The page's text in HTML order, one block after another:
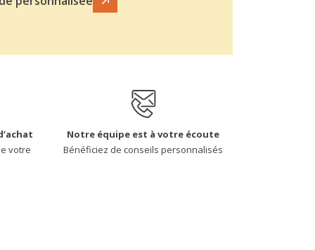
votre
Notre équipe est à votre écoute
Bénéficiez de conseils personnalisés